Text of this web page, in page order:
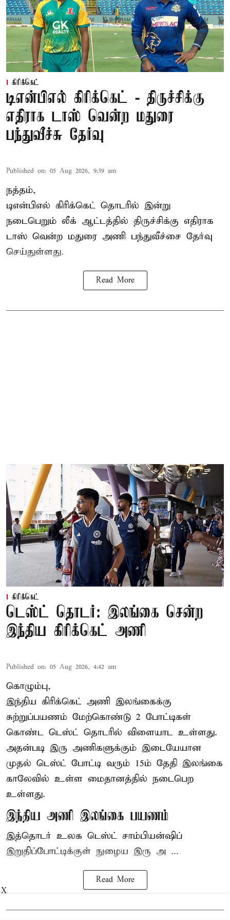
கிரிக்கெட்
டிஎன்பிஎல் கிரிக்கெட் - திருச்சிக்கு
எதிராக டாஸ் வென்ற மதுரை
பந்துவீச்சு தேர்வு
Published on: 05 Aug 2026, 9:39 am
நத்தம்,
டிஎன்பிஎல் கிரிக்கெட் தொடரில் இன்று
நடைபெறும் லீக் ஆட்டத்தில் திருச்சிக்கு எதிராக
டாஸ் வென்ற மதுரை அணி பந்துவீச்சை தேர்வு
செய்துள்ளது.
Read More
கிரிக்கெட்
டெஸ்ட் தொடர்: இலங்கை சென்ற
இந்திய கிரிக்கெட் அணி
Published on: 05 Aug 2026, 4:42 am
கொழும்பு,
இந்திய கிரிக்கெட் அணி இலங்கைக்கு
சுற்றுப்பயணம் மேற்கொண்டு 2 போட்டிகள்
கொண்ட டெஸ்ட் தொடரில் விளையாட உள்ளது.
அதன்படி இரு அணிகளுக்கும் இடையேயான
முதல் டெஸ்ட் போட்டி வரும் 15ம் தேதி இலங்கை
காலேவில் உள்ள மைதானத்தில் நடைபெற
உள்ளது.
இந்திய அணி இலங்கை பயணம்
இத்தொடர் உலக டெஸ்ட் சாம்பியன்ஷிப்
இறுதிப்போட்டிக்குள் நுழைய இரு அ ...
Read More
X